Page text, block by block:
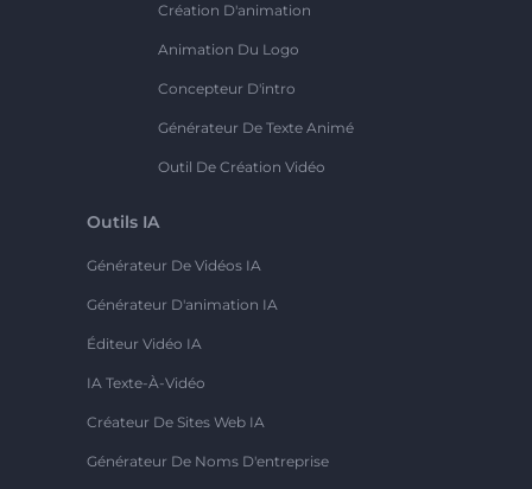
Création D'animation
Animation Du Logo
Concepteur D'intro
Générateur De Texte Animé
Outil De Création Vidéo
Outils IA
Générateur De Vidéos IA
Générateur D'animation IA
Éditeur Vidéo IA
IA Texte-À-Vidéo
Créateur De Sites Web IA
Générateur De Noms D'entreprise